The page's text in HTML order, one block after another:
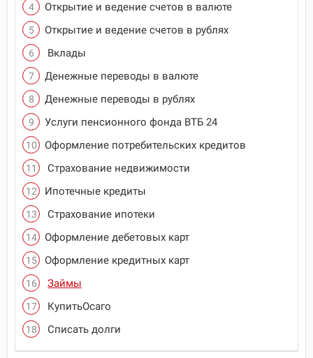
Открытие и ведение счетов в валюте
Открытие и ведение счетов в рублях
Вклады
Денежные переводы в валюте
Денежные переводы в рублях
Услуги пенсионного фонда ВТБ 24
Оформление потребительских кредитов
Страхование недвижимости
Ипотечные кредиты
Страхование ипотеки
Оформление дебетовых карт
Оформление кредитных карт
Займы
КупитьОсаго
Списать долги